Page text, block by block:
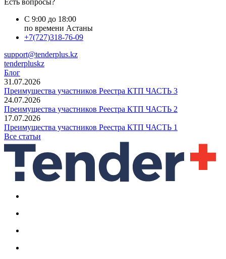
Есть вопросы?
С 9:00 до 18:00
по времени Астаны
+7(727)318-76-09
support@tenderplus.kz
tenderpluskz
Блог
31.07.2026
Преимущества участников Реестра КТП ЧАСТЬ 3
24.07.2026
Преимущества участников Реестра КТП ЧАСТЬ 2
17.07.2026
Преимущества участников Реестра КТП ЧАСТЬ 1
Все статьи